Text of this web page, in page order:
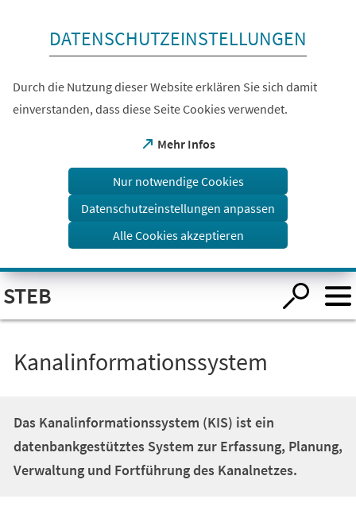
Visuelle
Assistenzsoftware
öffnen.
DATENSCHUTZEINSTELLUNGEN
Durch die Nutzung dieser Website erklären Sie sich damit
einverstanden, dass diese Seite Cookies verwendet.
Mehr Infos
(Öffnet
einem
Tab)
Nur notwendige Cookies
Datenschutzeinstellungen anpassen
Alle Cookies akzeptieren
STEB
Kanalinformationssystem
Das Kanalinformationssystem (KIS) ist ein
datenbankgestütztes System zur Erfassung, Planung,
Verwaltung und Fortführung des Kanalnetzes.